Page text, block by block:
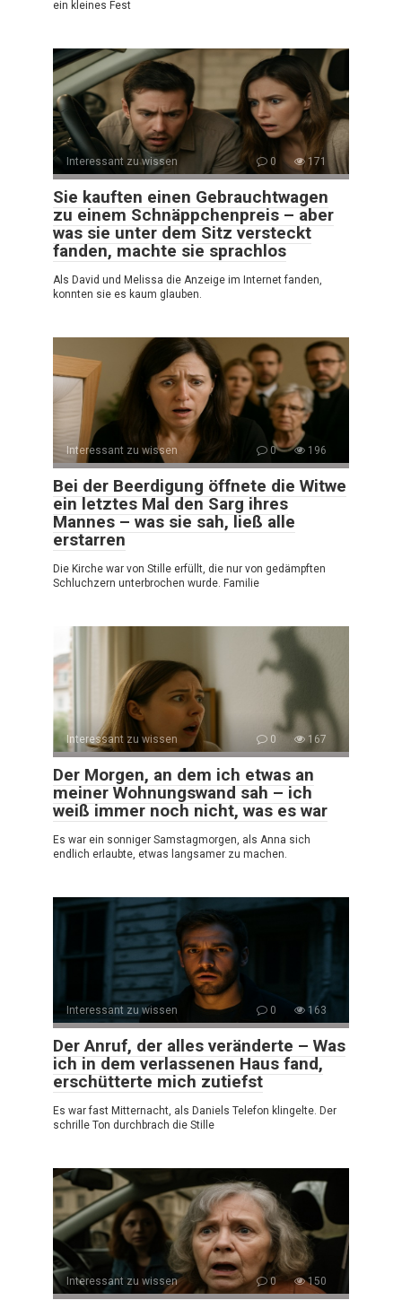
ein kleines Fest
Interessant zu wissen 0 171
Sie kauften einen Gebrauchtwagen
zu einem Schnäppchenpreis – aber
was sie unter dem Sitz versteckt
fanden, machte sie sprachlos
Als David und Melissa die Anzeige im Internet fanden,
konnten sie es kaum glauben.
Interessant zu wissen 0 196
Bei der Beerdigung öffnete die Witwe
ein letztes Mal den Sarg ihres
Mannes – was sie sah, ließ alle
erstarren
Die Kirche war von Stille erfüllt, die nur von gedämpften
Schluchzern unterbrochen wurde. Familie
Interessant zu wissen 0 167
Der Morgen, an dem ich etwas an
meiner Wohnungswand sah – ich
weiß immer noch nicht, was es war
Es war ein sonniger Samstagmorgen, als Anna sich
endlich erlaubte, etwas langsamer zu machen.
Interessant zu wissen 0 163
Der Anruf, der alles veränderte – Was
ich in dem verlassenen Haus fand,
erschütterte mich zutiefst
Es war fast Mitternacht, als Daniels Telefon klingelte. Der
schrille Ton durchbrach die Stille
Interessant zu wissen 0 150